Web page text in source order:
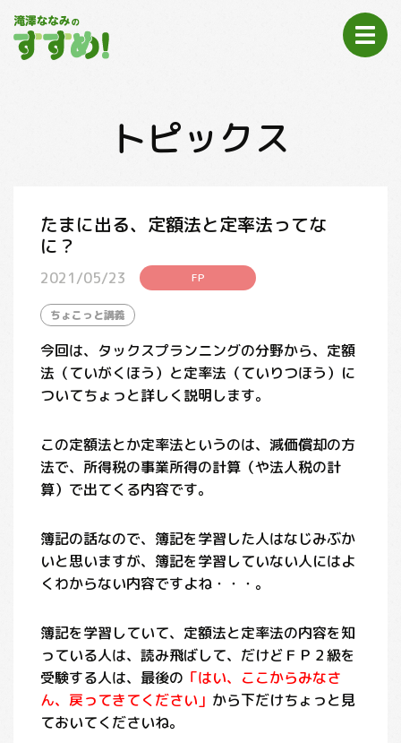
トピックス
たまに出る、定額法と定率法ってな
に？
2021/05/23 FP
ちょこっと講義
今回は、タックスプランニングの分野から、定額
法（ていがくほう）と定率法（ていりつほう）に
ついてちょっと詳しく説明します。
この定額法とか定率法というのは、減価償却の方
法で、所得税の事業所得の計算（や法人税の計
算）で出てくる内容です。
簿記の話なので、簿記を学習した人はなじみぶか
いと思いますが、簿記を学習していない人にはよ
くわからない内容ですよね・・・。
簿記を学習していて、定額法と定率法の内容を知
っている人は、読み飛ばして、だけどＦＰ２級を
受験する人は、最後の 「はい、ここからみなさ
ん、戻ってきてください」 から下だけちょっと見
ておいてくださいね。